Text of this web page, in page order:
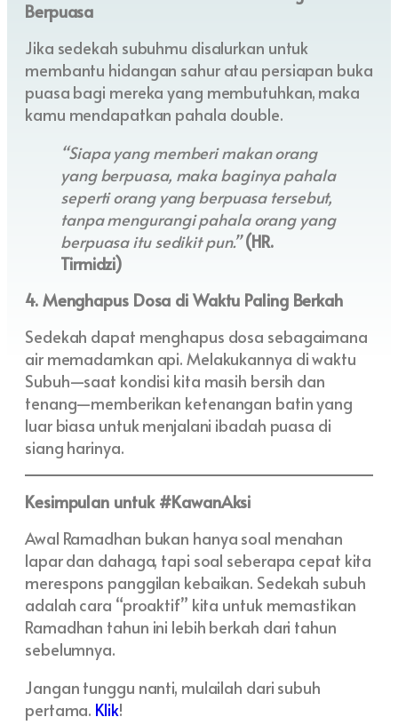
Berpuasa
Jika sedekah subuhmu disalurkan untuk
membantu hidangan sahur atau persiapan buka
puasa bagi mereka yang membutuhkan, maka
kamu mendapatkan pahala double.
“Siapa yang memberi makan orang
yang berpuasa, maka baginya pahala
seperti orang yang berpuasa tersebut,
tanpa mengurangi pahala orang yang
berpuasa itu sedikit pun.” (HR.
Tirmidzi)
4. Menghapus Dosa di Waktu Paling Berkah
Sedekah dapat menghapus dosa sebagaimana
air memadamkan api. Melakukannya di waktu
Subuh—saat kondisi kita masih bersih dan
tenang—memberikan ketenangan batin yang
luar biasa untuk menjalani ibadah puasa di
siang harinya.
Kesimpulan untuk #KawanAksi
Awal Ramadhan bukan hanya soal menahan
lapar dan dahaga, tapi soal seberapa cepat kita
merespons panggilan kebaikan. Sedekah subuh
adalah cara “proaktif” kita untuk memastikan
Ramadhan tahun ini lebih berkah dari tahun
sebelumnya.
Jangan tunggu nanti, mulailah dari subuh
pertama. Klik!